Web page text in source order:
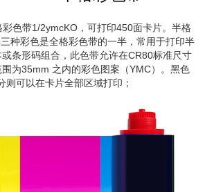
彩色带1/2ymcKO，可打印450面卡片。半格
种彩色是全格彩色带的一半，常用于打印半
条形码组合，此色带允许在CR80标准尺寸
为35mm 之内的彩色图案（YMC）。黑色
则可以在卡片全部区域打印；